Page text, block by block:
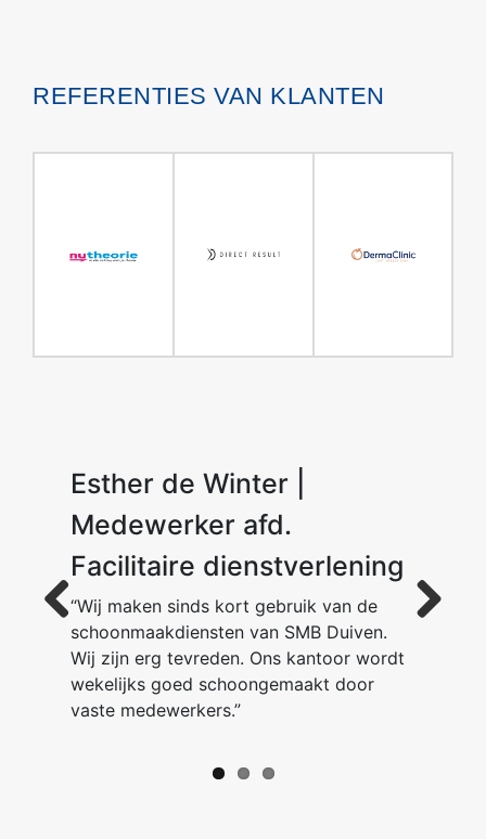
REFERENTIES VAN KLANTEN
Esther de Winter |
Medewerker afd.
Facilitaire dienstverlening
“Wij maken sinds kort gebruik van de
schoonmaakdiensten van SMB Duiven.
Wij zijn erg tevreden. Ons kantoor wordt
wekelijks goed schoongemaakt door
vaste medewerkers.”
Dion van der Ent
M. K.
Previous